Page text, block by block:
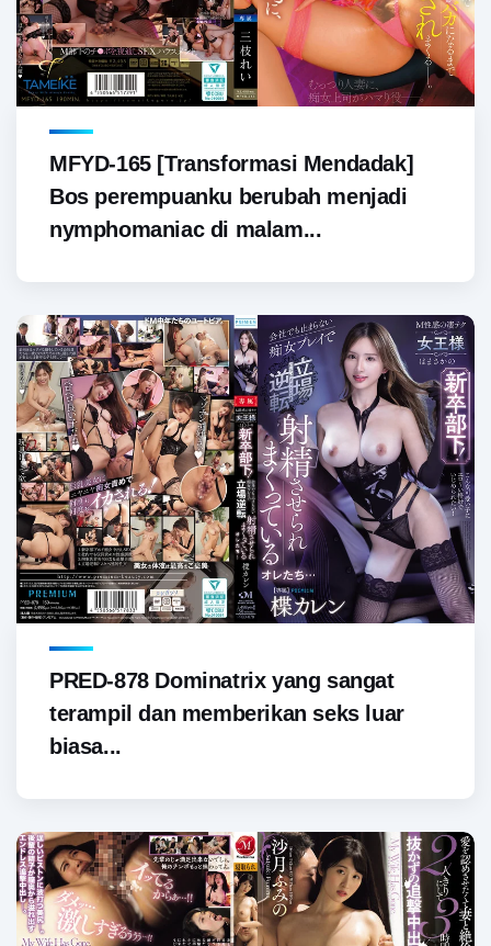
MFYD-165 [Transformasi Mendadak]
Bos perempuanku berubah menjadi
nymphomaniac di malam...
PRED-878 Dominatrix yang sangat
terampil dan memberikan seks luar
biasa...